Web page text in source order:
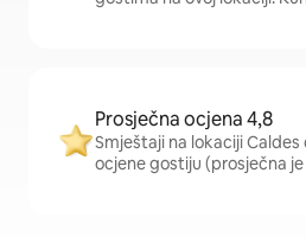
Prosječna ocjena 4,8
Smještaji na lokaciji
ocjene gostiju (prosječna